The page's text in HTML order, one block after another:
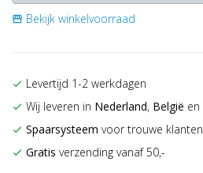
storefront Bekijk winkelvoorraad
check Levertijd 1-2 werkdagen
check Wij leveren in Nederland, België en
check Spaarsysteem voor trouwe klanten
check Gratis verzending vanaf 50,-